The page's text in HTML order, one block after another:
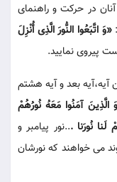
در حرکت و راهنمای
«وَ اتَّبَعُوا النُّورَ الَّذِی أُنْزِلَ
پیروی نمایید.
آیه،آیه بعد و آیه هشتم
الَّذِینَ آمَنُوا مَعَهُ نُورُهُمْ
نُورَنا ...نور پیامبر و
می خواهند که نورشان